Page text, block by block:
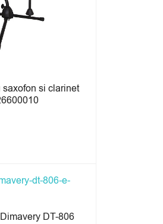
saxofon si clarinet
26600010
DT-806